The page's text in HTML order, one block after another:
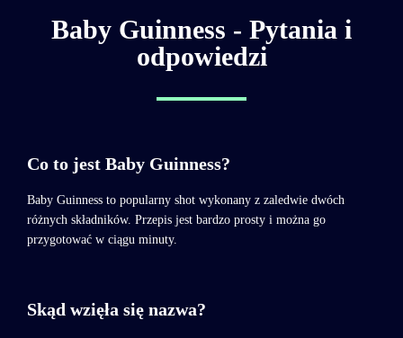
Baby Guinness - Pytania i
odpowiedzi
Co to jest Baby Guinness?
Baby Guinness to popularny shot wykonany z zaledwie dwóch
różnych składników. Przepis jest bardzo prosty i można go
przygotować w ciągu minuty.
Skąd wzięła się nazwa?